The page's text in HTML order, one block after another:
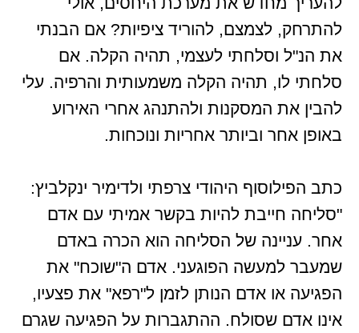
להתרחק, לצמצם, להוריד ציפיות? אם הבנתי
את הנ"ל וסלחתי לעצמי, תהיה הקלה. אם
סלחתי לו, תהיה הקלה משמעותית והרפיה. עלי
להבין את המסקנות ולהתנהג אחרי האירוע
באופן אחר וביותר אחריות ונוכחות.
כתב הפילוסוף היהודי צרפתי ולדימיר ינקלביץ:
"סליחה חייבת להיות בקשר אמיתי עם אדם
אחר. עניינה של הסליחה הוא הכרה באדם
שמעבר למעשה הפוגעני. אדם ה"שוכח" את
הפגיעה או אדם הנותן לזמן ל"רפא" את פצעיו,
אינו אדם שסולח. ההתגברות על הפגיעה שגרם